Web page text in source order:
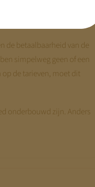
de betaalbaarheid van de
simpelweg geen of een
de tarieven, moet dit
onderbouwd zijn. Anders